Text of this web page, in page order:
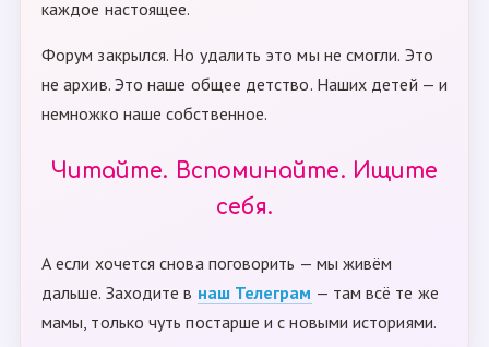
каждое настоящее.
Форум закрылся. Но удалить это мы не смогли. Это
не архив. Это наше общее детство. Наших детей — и
немножко наше собственное.
Читайте. Вспоминайте. Ищите
себя.
А если хочется снова поговорить — мы живём
дальше. Заходите в наш Телеграм — там всё те же
мамы, только чуть постарше и с новыми историями.